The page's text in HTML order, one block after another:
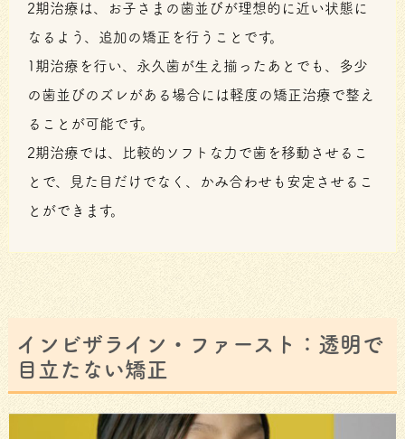
2期治療は、お子さまの歯並びが理想的に近い状態に
なるよう、追加の矯正を行うことです。
1期治療を行い、永久歯が生え揃ったあとでも、多少
の歯並びのズレがある場合には軽度の矯正治療で整え
ることが可能です。
2期治療では、比較的ソフトな力で歯を移動させるこ
とで、見た目だけでなく、かみ合わせも安定させるこ
とができます。
インビザライン・ファースト：透明で
目立たない矯正